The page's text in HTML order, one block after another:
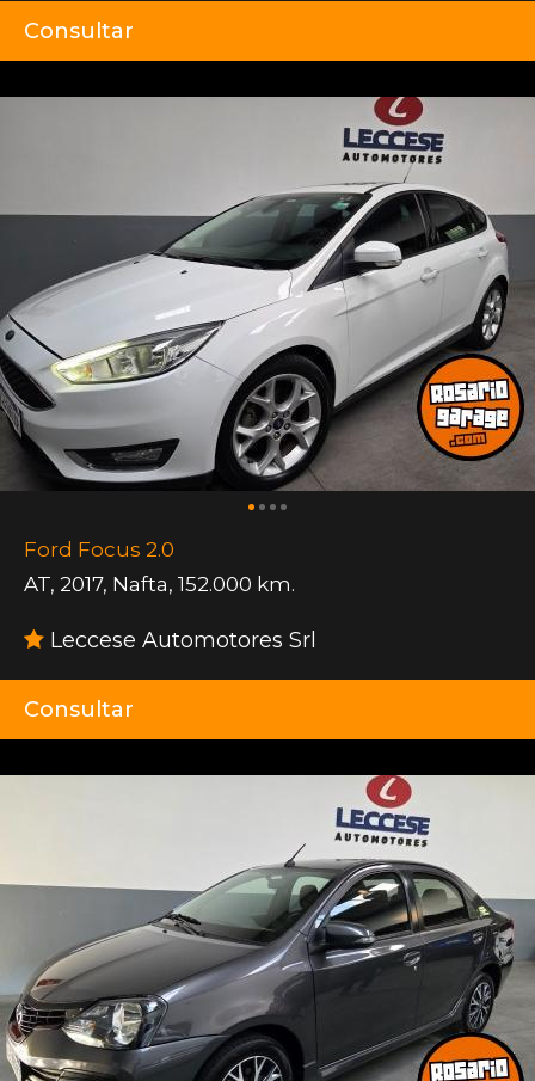
Consultar
Ford Focus 2.0
AT, 2017, Nafta, 152.000 km.
Leccese Automotores Srl
Consultar